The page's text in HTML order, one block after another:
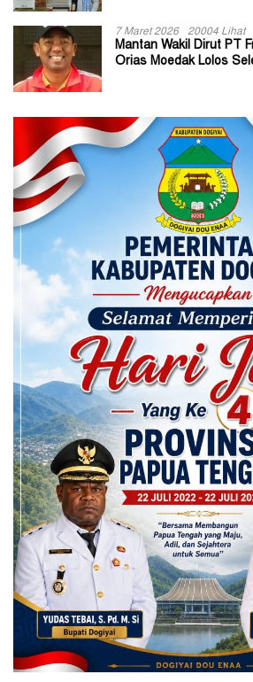
7 Maret 2026 20004 Lihat
Mantan Wakil Dirut PT
Orias Moedak Lolos